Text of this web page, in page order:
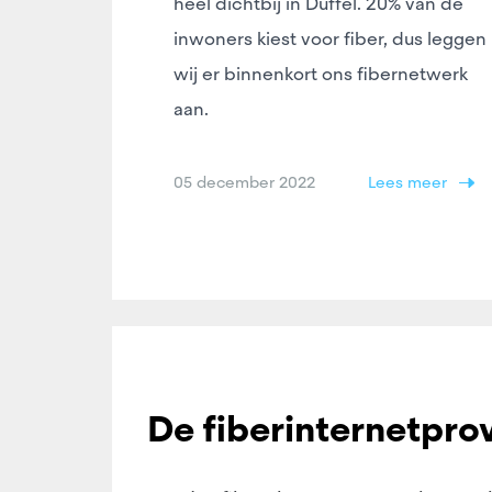
inwoners kiest voor fiber, dus leggen
wij er binnenkort ons fibernetwerk
aan.
05 december 2022 Lees meer
De